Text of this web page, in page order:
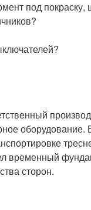
под покраску,
оборудование.
временный
сторон.